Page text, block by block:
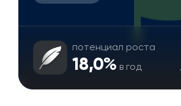
потенциал роста
18,0% в год